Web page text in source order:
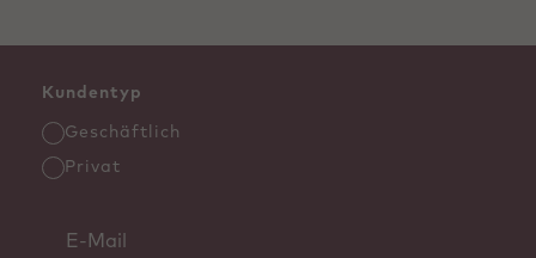
Kundentyp
Geschäftlich
Privat